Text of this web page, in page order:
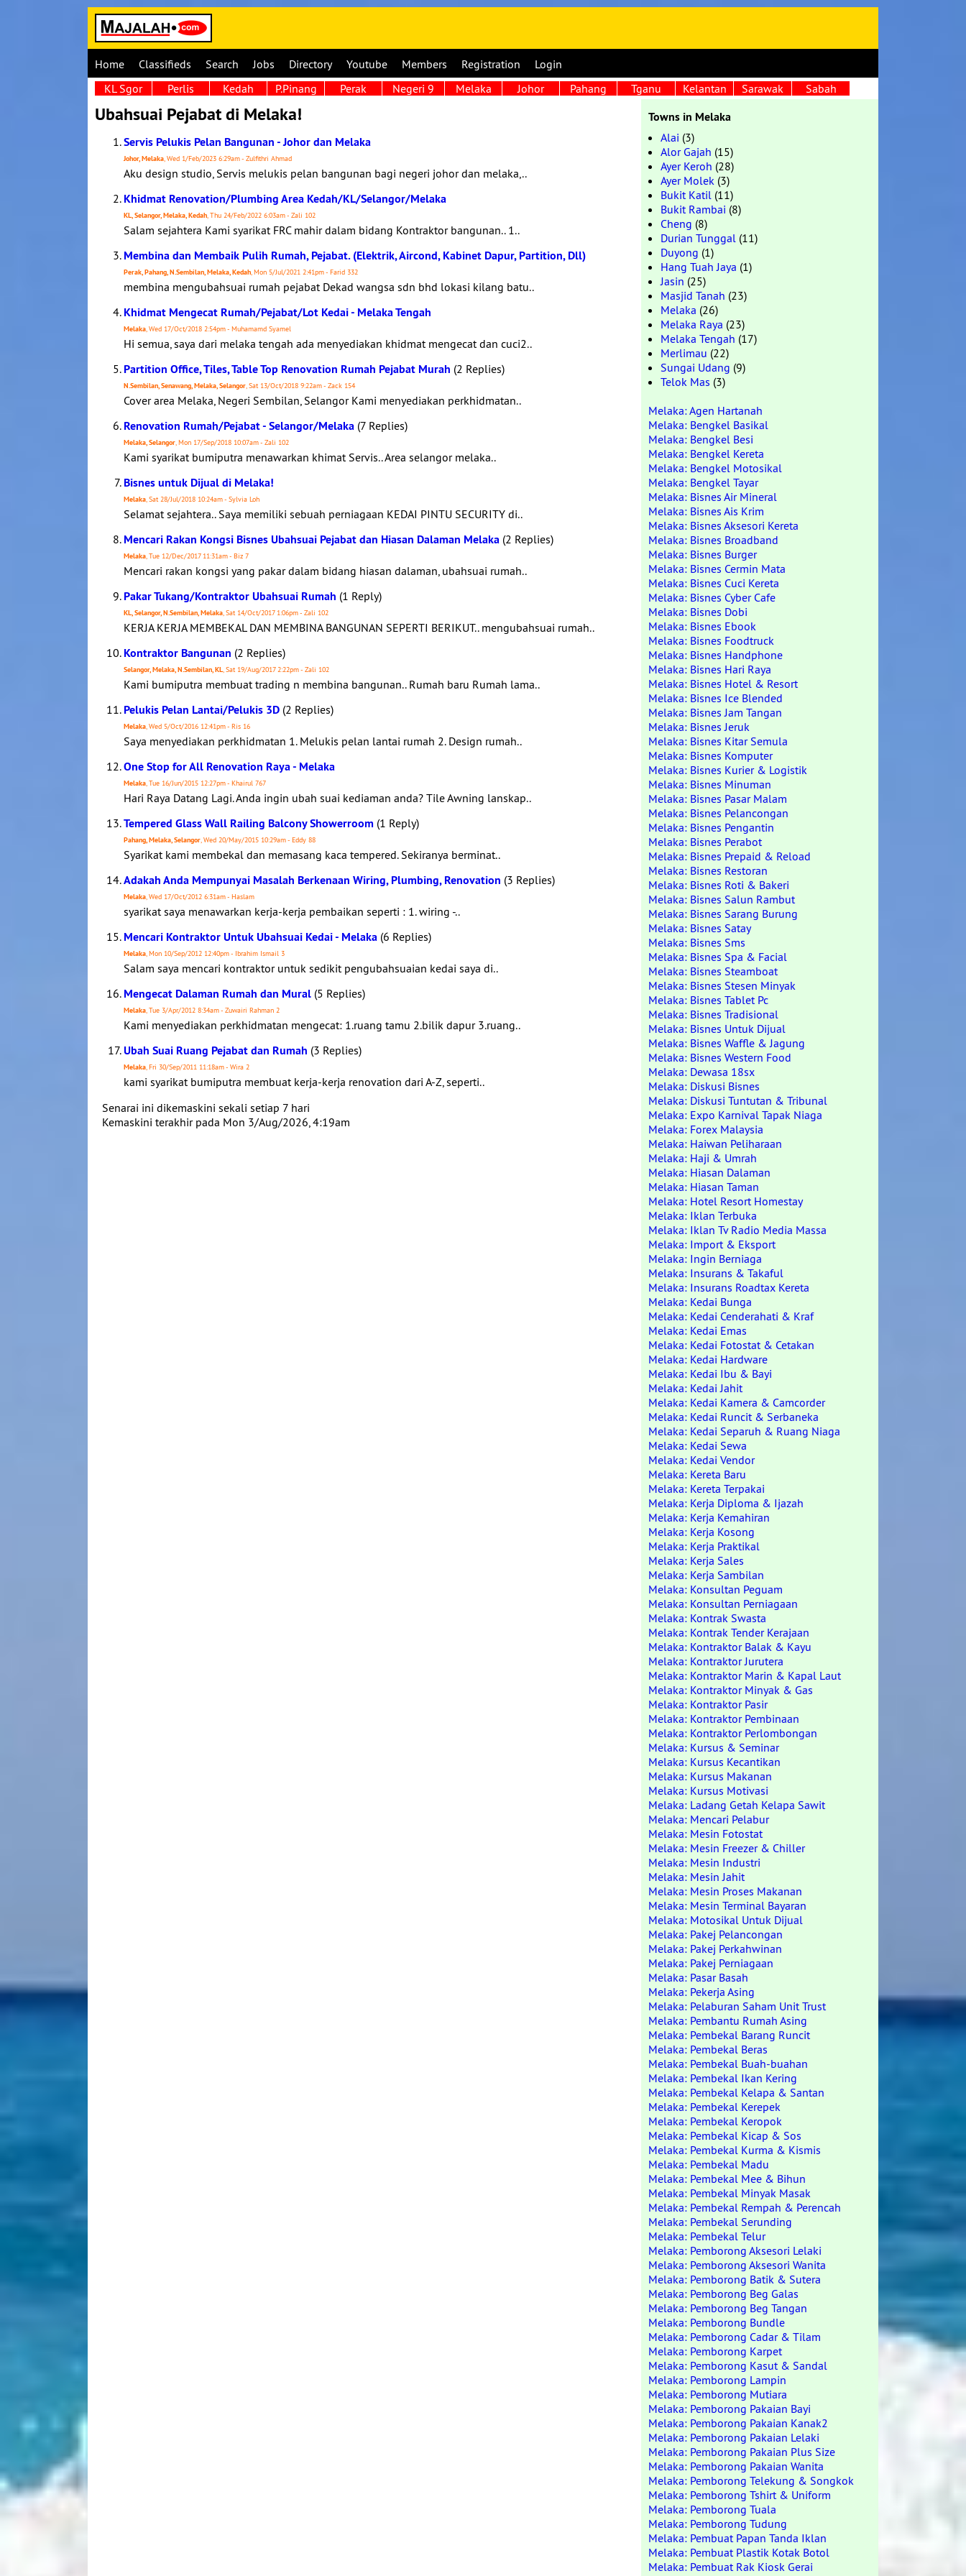
Home Classifieds Search Jobs Directory Youtube Members Registration
Login
KL Sgor
Perlis Kedah P.Pinang Perak Negeri 9 Melaka Johor Pahang Tganu Kelantan Sarawak Sabah
Ubahsuai Pejabat di Melaka!
Servis Pelukis Pelan Bangunan - Johor dan Melaka
Johor, Melaka, Wed 1/Feb/2023 6:29am - Zulfithri Ahmad
Aku design studio, Servis melukis pelan bangunan bagi negeri johor dan melaka,..
Khidmat Renovation/Plumbing Area Kedah/KL/Selangor/Melaka
KL, Selangor, Melaka, Kedah, Thu 24/Feb/2022 6:03am - Zali 102
Salam sejahtera Kami syarikat FRC mahir dalam bidang Kontraktor bangunan.. 1..
Membina dan Membaik Pulih Rumah, Pejabat. (Elektrik, Aircond, Kabinet Dapur, Partition, Dll)
Perak, Pahang, N.Sembilan, Melaka, Kedah, Mon 5/Jul/2021 2:41pm - Farid 332
membina mengubahsuai rumah pejabat Dekad wangsa sdn bhd lokasi kilang batu..
Khidmat Mengecat Rumah/Pejabat/Lot Kedai - Melaka Tengah
Melaka, Wed 17/Oct/2018 2:54pm - Muhamamd Syamel
Hi semua, saya dari melaka tengah ada menyediakan khidmat mengecat dan cuci2..
Partition Office, Tiles, Table Top Renovation Rumah Pejabat Murah (2 Replies)
N.Sembilan, Senawang, Melaka, Selangor, Sat 13/Oct/2018 9:22am - Zack 154
Cover area Melaka, Negeri Sembilan, Selangor Kami menyediakan perkhidmatan..
Renovation Rumah/Pejabat - Selangor/Melaka (7 Replies)
Melaka, Selangor, Mon 17/Sep/2018 10:07am - Zali 102
Kami syarikat bumiputra menawarkan khimat Servis.. Area selangor melaka..
Bisnes untuk Dijual di Melaka!
Melaka, Sat 28/Jul/2018 10:24am - Sylvia Loh
Selamat sejahtera.. Saya memiliki sebuah perniagaan KEDAI PINTU SECURITY di..
Mencari Rakan Kongsi Bisnes Ubahsuai Pejabat dan Hiasan Dalaman Melaka (2 Replies)
Melaka, Tue 12/Dec/2017 11:31am - Biz 7
Mencari rakan kongsi yang pakar dalam bidang hiasan dalaman, ubahsuai rumah..
Pakar Tukang/Kontraktor Ubahsuai Rumah (1 Reply)
KL, Selangor, N.Sembilan, Melaka, Sat 14/Oct/2017 1:06pm - Zali 102
KERJA KERJA MEMBEKAL DAN MEMBINA BANGUNAN SEPERTI BERIKUT.. mengubahsuai rumah..
Kontraktor Bangunan (2 Replies)
Selangor, Melaka, N.Sembilan, KL, Sat 19/Aug/2017 2:22pm - Zali 102
Kami bumiputra membuat trading n membina bangunan.. Rumah baru Rumah lama..
Pelukis Pelan Lantai/Pelukis 3D (2 Replies)
Melaka, Wed 5/Oct/2016 12:41pm - Ris 16
Saya menyediakan perkhidmatan 1. Melukis pelan lantai rumah 2. Design rumah..
One Stop for All Renovation Raya - Melaka
Melaka, Tue 16/Jun/2015 12:27pm - Khairul 767
Hari Raya Datang Lagi. Anda ingin ubah suai kediaman anda? Tile Awning lanskap..
Tempered Glass Wall Railing Balcony Showerroom (1 Reply)
Pahang, Melaka, Selangor, Wed 20/May/2015 10:29am - Eddy 88
Syarikat kami membekal dan memasang kaca tempered. Sekiranya berminat..
Adakah Anda Mempunyai Masalah Berkenaan Wiring, Plumbing, Renovation (3 Replies)
Melaka, Wed 17/Oct/2012 6:31am - Haslam
syarikat saya menawarkan kerja-kerja pembaikan seperti : 1. wiring -..
Mencari Kontraktor Untuk Ubahsuai Kedai - Melaka (6 Replies)
Melaka, Mon 10/Sep/2012 12:40pm - Ibrahim Ismail 3
Salam saya mencari kontraktor untuk sedikit pengubahsuaian kedai saya di..
Mengecat Dalaman Rumah dan Mural (5 Replies)
Melaka, Tue 3/Apr/2012 8:34am - Zuwairi Rahman 2
Kami menyediakan perkhidmatan mengecat: 1.ruang tamu 2.bilik dapur 3.ruang..
Ubah Suai Ruang Pejabat dan Rumah (3 Replies)
Melaka, Fri 30/Sep/2011 11:18am - Wira 2
kami syarikat bumiputra membuat kerja-kerja renovation dari A-Z, seperti..
Senarai ini dikemaskini sekali setiap 7 hari
Kemaskini terakhir pada Mon 3/Aug/2026, 4:19am
Towns in Melaka
Alai (3)
Alor Gajah (15)
Ayer Keroh (28)
Ayer Molek (3)
Bukit Katil (11)
Bukit Rambai (8)
Cheng (8)
Durian Tunggal (11)
Duyong (1)
Hang Tuah Jaya (1)
Jasin (25)
Masjid Tanah (23)
Melaka (26)
Melaka Raya (23)
Melaka Tengah (17)
Merlimau (22)
Sungai Udang (9)
Telok Mas (3)
Melaka: Agen Hartanah
Melaka: Bengkel Basikal
Melaka: Bengkel Besi
Melaka: Bengkel Kereta
Melaka: Bengkel Motosikal
Melaka: Bengkel Tayar
Melaka: Bisnes Air Mineral
Melaka: Bisnes Ais Krim
Melaka: Bisnes Aksesori Kereta
Melaka: Bisnes Broadband
Melaka: Bisnes Burger
Melaka: Bisnes Cermin Mata
Melaka: Bisnes Cuci Kereta
Melaka: Bisnes Cyber Cafe
Melaka: Bisnes Dobi
Melaka: Bisnes Ebook
Melaka: Bisnes Foodtruck
Melaka: Bisnes Handphone
Melaka: Bisnes Hari Raya
Melaka: Bisnes Hotel & Resort
Melaka: Bisnes Ice Blended
Melaka: Bisnes Jam Tangan
Melaka: Bisnes Jeruk
Melaka: Bisnes Kitar Semula
Melaka: Bisnes Komputer
Melaka: Bisnes Kurier & Logistik
Melaka: Bisnes Minuman
Melaka: Bisnes Pasar Malam
Melaka: Bisnes Pelancongan
Melaka: Bisnes Pengantin
Melaka: Bisnes Perabot
Melaka: Bisnes Prepaid & Reload
Melaka: Bisnes Restoran
Melaka: Bisnes Roti & Bakeri
Melaka: Bisnes Salun Rambut
Melaka: Bisnes Sarang Burung
Melaka: Bisnes Satay
Melaka: Bisnes Sms
Melaka: Bisnes Spa & Facial
Melaka: Bisnes Steamboat
Melaka: Bisnes Stesen Minyak
Melaka: Bisnes Tablet Pc
Melaka: Bisnes Tradisional
Melaka: Bisnes Untuk Dijual
Melaka: Bisnes Waffle & Jagung
Melaka: Bisnes Western Food
Melaka: Dewasa 18sx
Melaka: Diskusi Bisnes
Melaka: Diskusi Tuntutan & Tribunal
Melaka: Expo Karnival Tapak Niaga
Melaka: Forex Malaysia
Melaka: Haiwan Peliharaan
Melaka: Haji & Umrah
Melaka: Hiasan Dalaman
Melaka: Hiasan Taman
Melaka: Hotel Resort Homestay
Melaka: Iklan Terbuka
Melaka: Iklan Tv Radio Media Massa
Melaka: Import & Eksport
Melaka: Ingin Berniaga
Melaka: Insurans & Takaful
Melaka: Insurans Roadtax Kereta
Melaka: Kedai Bunga
Melaka: Kedai Cenderahati & Kraf
Melaka: Kedai Emas
Melaka: Kedai Fotostat & Cetakan
Melaka: Kedai Hardware
Melaka: Kedai Ibu & Bayi
Melaka: Kedai Jahit
Melaka: Kedai Kamera & Camcorder
Melaka: Kedai Runcit & Serbaneka
Melaka: Kedai Separuh & Ruang Niaga
Melaka: Kedai Sewa
Melaka: Kedai Vendor
Melaka: Kereta Baru
Melaka: Kereta Terpakai
Melaka: Kerja Diploma & Ijazah
Melaka: Kerja Kemahiran
Melaka: Kerja Kosong
Melaka: Kerja Praktikal
Melaka: Kerja Sales
Melaka: Kerja Sambilan
Melaka: Konsultan Peguam
Melaka: Konsultan Perniagaan
Melaka: Kontrak Swasta
Melaka: Kontrak Tender Kerajaan
Melaka: Kontraktor Balak & Kayu
Melaka: Kontraktor Jurutera
Melaka: Kontraktor Marin & Kapal Laut
Melaka: Kontraktor Minyak & Gas
Melaka: Kontraktor Pasir
Melaka: Kontraktor Pembinaan
Melaka: Kontraktor Perlombongan
Melaka: Kursus & Seminar
Melaka: Kursus Kecantikan
Melaka: Kursus Makanan
Melaka: Kursus Motivasi
Melaka: Ladang Getah Kelapa Sawit
Melaka: Mencari Pelabur
Melaka: Mesin Fotostat
Melaka: Mesin Freezer & Chiller
Melaka: Mesin Industri
Melaka: Mesin Jahit
Melaka: Mesin Proses Makanan
Melaka: Mesin Terminal Bayaran
Melaka: Motosikal Untuk Dijual
Melaka: Pakej Pelancongan
Melaka: Pakej Perkahwinan
Melaka: Pakej Perniagaan
Melaka: Pasar Basah
Melaka: Pekerja Asing
Melaka: Pelaburan Saham Unit Trust
Melaka: Pembantu Rumah Asing
Melaka: Pembekal Barang Runcit
Melaka: Pembekal Beras
Melaka: Pembekal Buah-buahan
Melaka: Pembekal Ikan Kering
Melaka: Pembekal Kelapa & Santan
Melaka: Pembekal Kerepek
Melaka: Pembekal Keropok
Melaka: Pembekal Kicap & Sos
Melaka: Pembekal Kurma & Kismis
Melaka: Pembekal Madu
Melaka: Pembekal Mee & Bihun
Melaka: Pembekal Minyak Masak
Melaka: Pembekal Rempah & Perencah
Melaka: Pembekal Serunding
Melaka: Pembekal Telur
Melaka: Pemborong Aksesori Lelaki
Melaka: Pemborong Aksesori Wanita
Melaka: Pemborong Batik & Sutera
Melaka: Pemborong Beg Galas
Melaka: Pemborong Beg Tangan
Melaka: Pemborong Bundle
Melaka: Pemborong Cadar & Tilam
Melaka: Pemborong Karpet
Melaka: Pemborong Kasut & Sandal
Melaka: Pemborong Lampin
Melaka: Pemborong Mutiara
Melaka: Pemborong Pakaian Bayi
Melaka: Pemborong Pakaian Kanak2
Melaka: Pemborong Pakaian Lelaki
Melaka: Pemborong Pakaian Plus Size
Melaka: Pemborong Pakaian Wanita
Melaka: Pemborong Telekung & Songkok
Melaka: Pemborong Tshirt & Uniform
Melaka: Pemborong Tuala
Melaka: Pemborong Tudung
Melaka: Pembuat Papan Tanda Iklan
Melaka: Pembuat Plastik Kotak Botol
Melaka: Pembuat Rak Kiosk Gerai